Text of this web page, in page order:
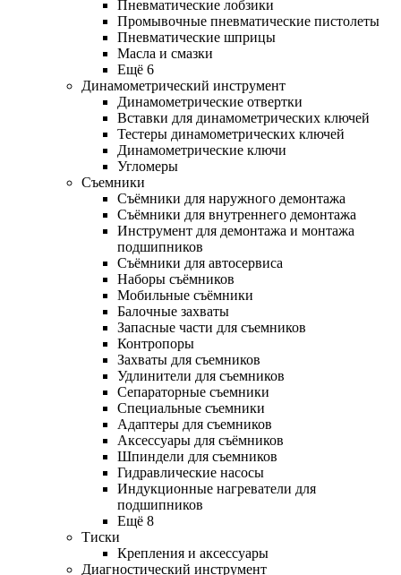
Пневматические лобзики
Промывочные пневматические пистолеты
Пневматические шприцы
Масла и смазки
Ещё 6
Динамометрический инструмент
Динамометрические отвертки
Вставки для динамометрических ключей
Тестеры динамометрических ключей
Динамометрические ключи
Угломеры
Съемники
Съёмники для наружного демонтажа
Съёмники для внутреннего демонтажа
Инструмент для демонтажа и монтажа
подшипников
Съёмники для автосервиса
Наборы съёмников
Мобильные съёмники
Балочные захваты
Запасные части для съемников
Контропоры
Захваты для съемников
Удлинители для съемников
Сепараторные съемники
Специальные съемники
Адаптеры для съемников
Аксессуары для съёмников
Шпиндели для съемников
Гидравлические насосы
Индукционные нагреватели для
подшипников
Ещё 8
Тиски
Крепления и аксессуары
Диагностический инструмент